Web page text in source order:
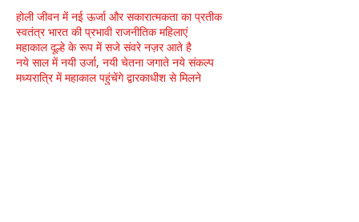
होली जीवन में नई ऊर्जा और सकारात्मकता का प्रतीक
स्वतंत्र भारत की प्रभावी राजनीतिक महिलाएं
महाकाल दूल्हे के रूप में सजे संवरे नज़र आते है
नये साल में नयी उर्जा, नयी चेतना जगाते नये संकल्प
मध्यरात्रि में महाकाल पहुंचेंगे द्वारकाधीश से मिलने